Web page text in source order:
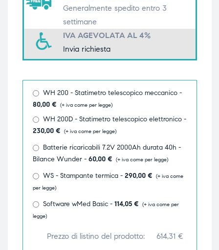
Generalmente spedito entro 3
settimane
IVA AGEVOLATA AL 4%
Invia richiesta
WH 200 - Statimetro telescopico meccanico -
80,00 € (+ iva come per legge)
WH 200D - Statimetro telescopico elettronico -
230,00 € (+ iva come per legge)
Batterie ricaricabili 7.2V 2000Ah durata 40h -
Bilance Wunder - 60,00 € (+ iva come per legge)
WS - Stampante termica - 290,00 € (+ iva come
per legge)
Software wMed Basic - 114,05 € (+ iva come per
legge)
Prezzo di listino del prodotto: 614,31 €